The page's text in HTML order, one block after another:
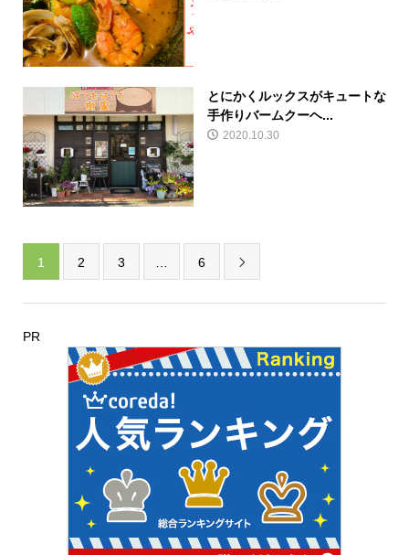
とにかくルックスがキュートな
手作りバームクーヘ...
2020.10.30
1 2 3 6 
PR